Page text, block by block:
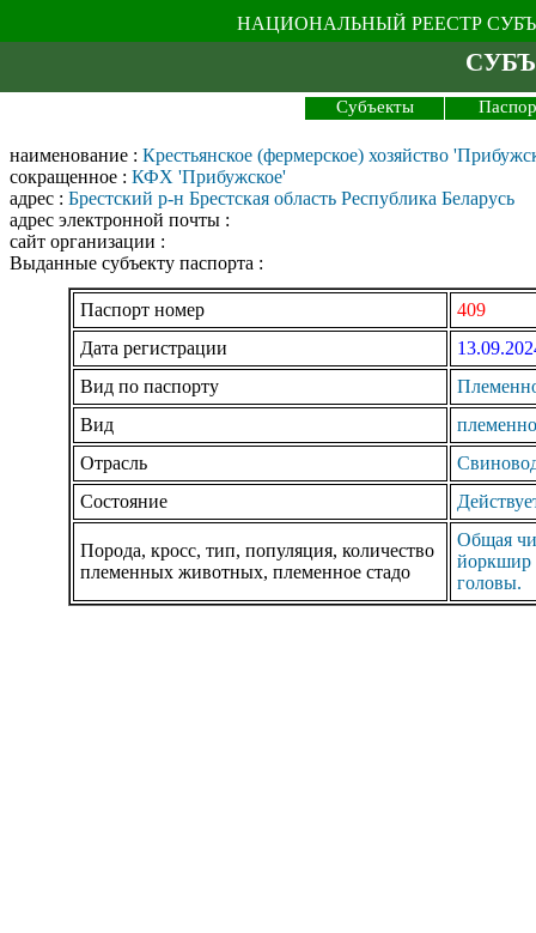
НАЦИОНАЛЬНЫЙ РЕЕСТР
Субъекты
наименование : Крестьянское (фермерское) хозяйство
сокращенное : КФХ 'Прибужское'
адрес : Брестский р-н Брестская область Республика Беларусь
адрес электронной почты :
сайт организации :
Выданные субъекту паспорта :
Паспорт номер
409
Дата регистрации
Вид по паспорту
Вид
Отрасль
Состояние
Порода, кросс, тип, популяция, количество
племенных животных, племенное стадо
Общая
йоркшир
головы.